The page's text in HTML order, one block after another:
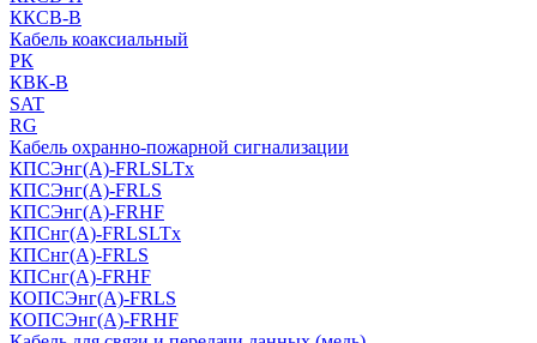
ККСВ-В
Кабель коаксиальный
РК
КВК-В
SAT
RG
Кабель охранно-пожарной сигнализации
КПСЭнг(А)-FRLSLTx
КПСЭнг(А)-FRLS
КПСЭнг(А)-FRHF
КПСнг(А)-FRLSLTx
КПСнг(А)-FRLS
КПСнг(А)-FRHF
КОПСЭнг(А)-FRLS
КОПСЭнг(А)-FRHF